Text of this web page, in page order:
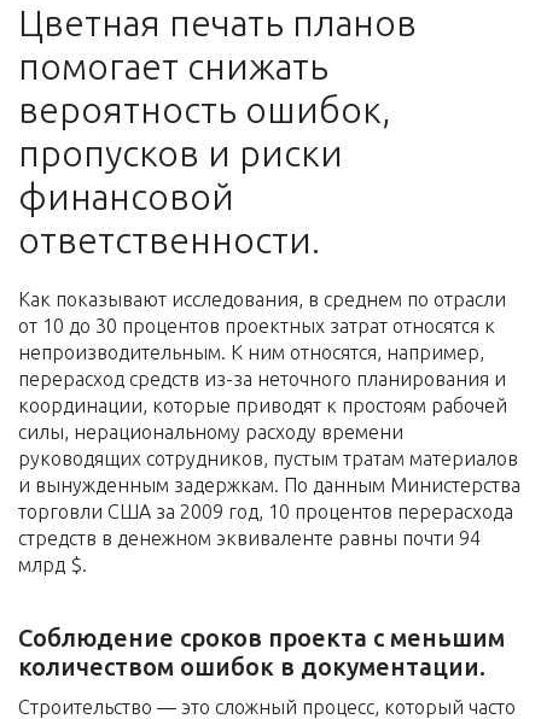
Цветная печать планов
помогает снижать
вероятность ошибок,
пропусков и риски
финансовой
ответственности.
Как показывают исследования, в среднем по отрасли
от 10 до 30 процентов проектных затрат относятся к
непроизводительным. К ним относятся, например,
перерасход средств из-за неточного планирования и
координации, которые приводят к простоям рабочей
силы, нерациональному расходу времени
руководящих сотрудников, пустым тратам материалов
и вынужденным задержкам. По данным Министерства
торговли США за 2009 год, 10 процентов перерасхода
стредств в денежном эквиваленте равны почти 94
млрд $.
Соблюдение сроков проекта с меньшим
количеством ошибок в документации.
Строительство — это сложный процесс, который часто